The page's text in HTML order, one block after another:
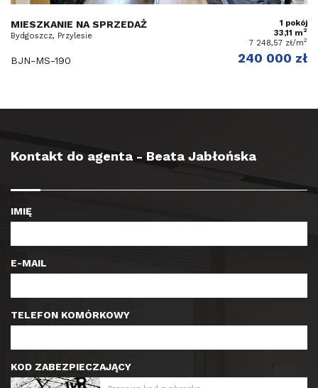
MIESZKANIE NA SPRZEDAŻ
Bydgoszcz, Przylesie
1 pokój
33,11 m 2
7 248,57 zł/m2
BJN-MS-190 240 000 zł
Kontakt do agenta - Beata Jabłońska
IMIĘ
E-MAIL
TELEFON KOMÓRKOWY
KOD ZABEZPIECZAJĄCY